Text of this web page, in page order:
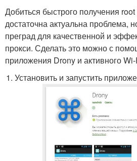
Добиться быстрого получения
достаточна актуальна проблема,
преград для качественной и
прокси. Сделать это можно с
приложения Drony и активного
Установить и запустить